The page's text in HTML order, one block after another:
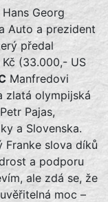
Georg
Auto a prezident
předal
(33.000,- US
Manfredovi
zlatá olympijská
Pajas,
a Slovenska.
Franke slova díků
a podporu
ale zdá se, že
moc –